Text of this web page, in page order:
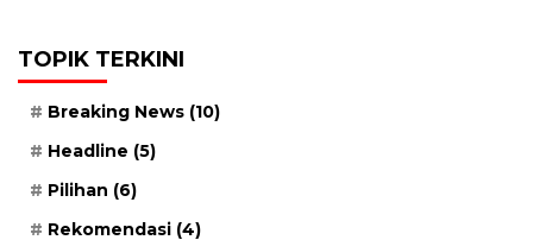
TOPIK TERKINI
Breaking News (10)
Headline (5)
Pilihan (6)
Rekomendasi (4)